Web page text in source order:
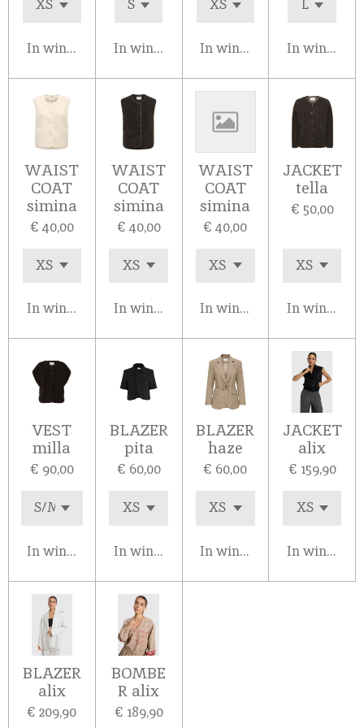
In winkelwagenIn winkelwagenIn winkelwagen
In
WAIST
COAT
simina
€ 40,00
In winkelwagen
WAIST
COAT
simina
€ 40,00
In winkelwagen
WAIST
COAT
simina
€ 40,00
In winkelwagen
JACKET
tella
€ 50,00
In
VEST
milla
€ 90,00
In winkelwagen
BLAZER
pita
€ 60,00
In winkelwagen
BLAZER
haze
€ 60,00
In winkelwagen
JACKET
alix
€ 159,90
In
BLAZER
alix
€ 209,90
BOMBE
R alix
€ 189,90